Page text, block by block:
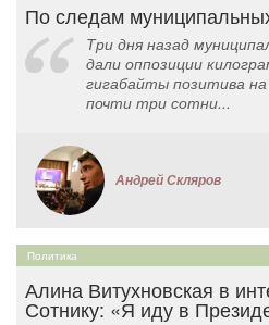
По следам
Три дня назад
дали оппозиции
гигабайты позитива
почти три сотни...
Андрей Скляров
Политика
Алина Витухновская в
Сотнику: «Я иду в